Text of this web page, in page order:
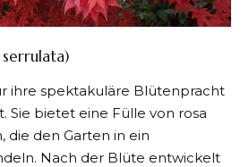
ihre spektakuläre Blütenpracht
Sie bietet eine Fülle von rosa
die den Garten in ein
Nach der Blüte entwickelt